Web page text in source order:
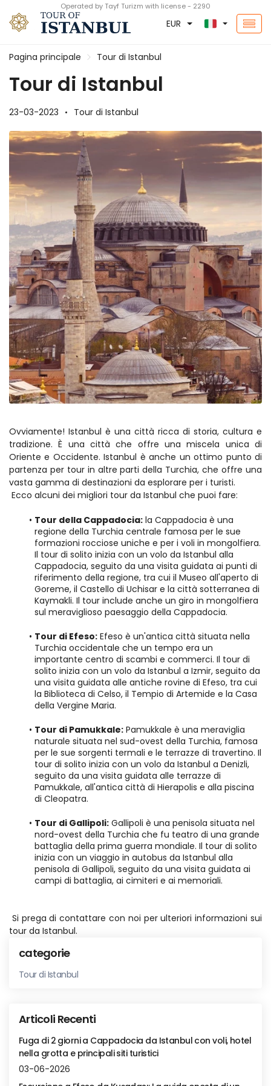
Operated by Tayf Turizm with license - 2290
EUR
Pagina principale Tour di Istanbul
Tour di Istanbul
23-03-2023 Tour di Istanbul
Ovviamente! Istanbul è una città ricca di storia, cultura e
tradizione. È una città che offre una miscela unica di
Oriente e Occidente. Istanbul è anche un ottimo punto di
partenza per tour in altre parti della Turchia, che offre una
vasta gamma di destinazioni da esplorare per i turisti.
Ecco alcuni dei migliori tour da Istanbul che puoi fare:
Tour della Cappadocia: la Cappadocia è una
regione della Turchia centrale famosa per le sue
formazioni rocciose uniche e per i voli in mongolfiera.
Il tour di solito inizia con un volo da Istanbul alla
Cappadocia, seguito da una visita guidata ai punti di
riferimento della regione, tra cui il Museo all'aperto di
Goreme, il Castello di Uchisar e la città sotterranea di
Kaymakli. Il tour include anche un giro in mongolfiera
sul meraviglioso paesaggio della Cappadocia.
Tour di Efeso: Efeso è un'antica città situata nella
Turchia occidentale che un tempo era un
importante centro di scambi e commerci. Il tour di
solito inizia con un volo da Istanbul a Izmir, seguito da
una visita guidata alle antiche rovine di Efeso, tra cui
la Biblioteca di Celso, il Tempio di Artemide e la Casa
della Vergine Maria.
Tour di Pamukkale: Pamukkale è una meraviglia
naturale situata nel sud-ovest della Turchia, famosa
per le sue sorgenti termali e le terrazze di travertino. Il
tour di solito inizia con un volo da Istanbul a Denizli,
seguito da una visita guidata alle terrazze di
Pamukkale, all'antica città di Hierapolis e alla piscina
di Cleopatra.
Tour di Gallipoli: Gallipoli è una penisola situata nel
nord-ovest della Turchia che fu teatro di una grande
battaglia della prima guerra mondiale. Il tour di solito
inizia con un viaggio in autobus da Istanbul alla
penisola di Gallipoli, seguito da una visita guidata ai
campi di battaglia, ai cimiteri e ai memoriali.
tour da Istanbul.
categorie
Tour di Istanbul
Articoli Recenti
Fuga di 2 giorni a Cappadocia da Istanbul con voli, hotel
nella grotta e principali siti turistici
03-06-2026